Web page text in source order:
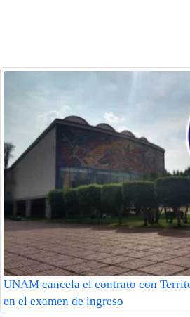
UNAM cancela el contrato con
en el examen de ingreso